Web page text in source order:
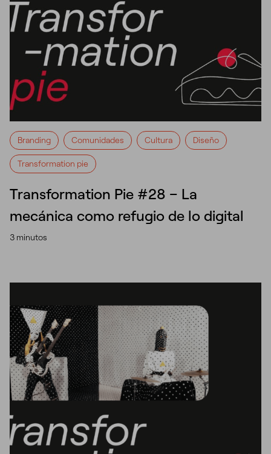
Branding Comunidades Cultura Diseño
Transformation pie
Transformation Pie #28 – La
mecánica como refugio de lo digital
3 minutos